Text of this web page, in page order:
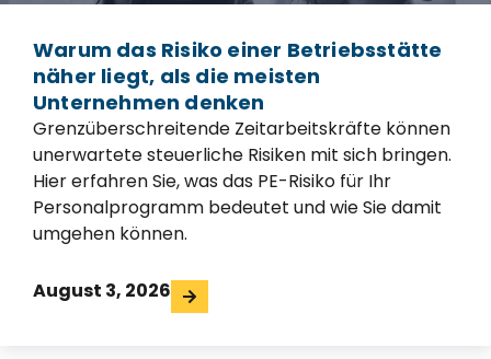
Warum das Risiko einer Betriebsstätte
näher liegt, als die meisten
Unternehmen denken
Grenzüberschreitende Zeitarbeitskräfte können
unerwartete steuerliche Risiken mit sich bringen.
Hier erfahren Sie, was das PE-Risiko für Ihr
Personalprogramm bedeutet und wie Sie damit
umgehen können.
August 3, 2026